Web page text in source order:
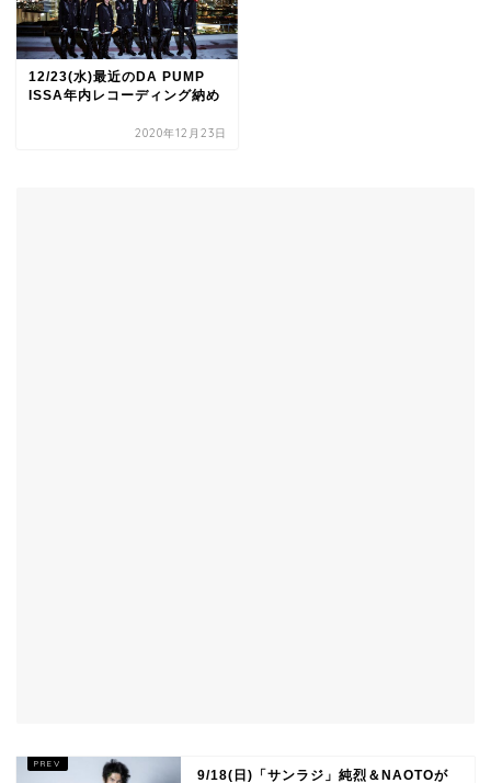
12/23(水)最近のDA PUMP
ISSA年内レコーディング納め
2020年12月23日
9/18(日)「サンラジ」純烈＆NAOTOが